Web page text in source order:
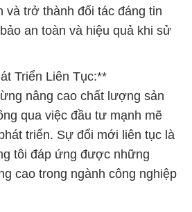
và trở thành đối tác đáng tin
an toàn và hiệu quả khi sử
Triển Liên Tục:**
nâng cao chất lượng sản
qua việc đầu tư mạnh mẽ
triển. Sự đổi mới liên tục là
tôi đáp ứng được những
cao trong ngành công nghiệp